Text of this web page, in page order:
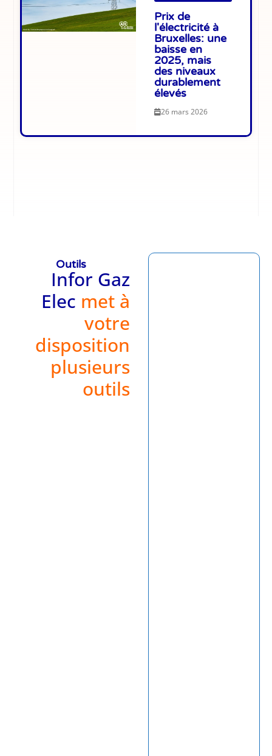
Prix de
l'électricité à
Bruxelles: une
baisse en
2025, mais
des niveaux
durablement
élevés
26 mars 2026
Outils
Infor Gaz
Elec met à
votre
disposition
plusieurs
outils